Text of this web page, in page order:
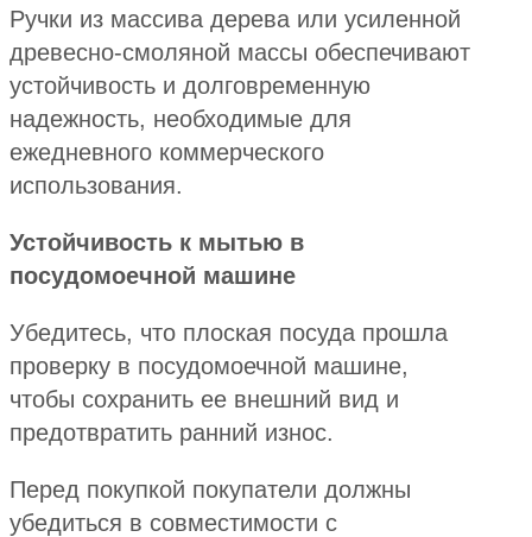
Ручки из массива дерева или усиленной
древесно-смоляной массы обеспечивают
устойчивость и долговременную
надежность, необходимые для
ежедневного коммерческого
использования.
Устойчивость к мытью в
посудомоечной машине
Убедитесь, что плоская посуда прошла
проверку в посудомоечной машине,
чтобы сохранить ее внешний вид и
предотвратить ранний износ.
Перед покупкой покупатели должны
убедиться в совместимости с